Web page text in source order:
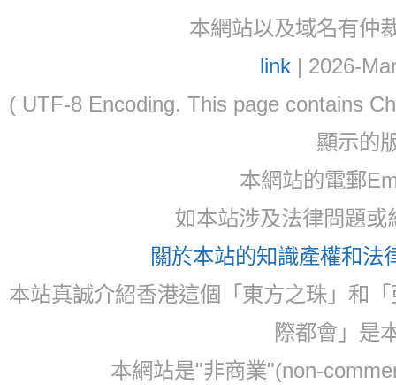
本網站以及域名有仲
link| 2026-
( UTF-8 Encoding. This page contains
顯示的
本網站的電郵
如本站涉及法律問題
關於本站的知識產權和法
本站真誠介紹香港這個「東方之珠」和
際都會」是
本網站是"非商業"(non-